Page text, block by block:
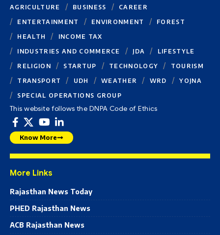
AGRICULTURE BUSINESS
CAREER
ENTERTAINMENT
ENVIRONMENT
FOREST
HEALTH
INCOME TAX
INDUSTRIES AND COMMERCE
JDA
LIFESTYLE
RELIGION
STARTUP TECHNOLOGY
TOURISM
TRANSPORT
UDH WEATHER WRD
YOJNA
SPECIAL OPERATIONS GROUP
This website follows the DNPA Code of Ethics
Know More
More Links
Rajasthan News Today
PHED Rajasthan News
ACB Rajasthan News